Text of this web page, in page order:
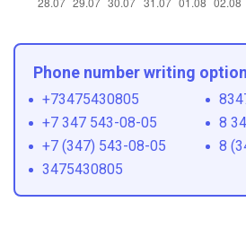
Phone number writing
+73475430805
+7 347 543-08-05
8
+7 (347) 543-08-05
8
3475430805